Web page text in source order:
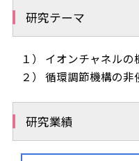
研究テーマ
１） イオンチャネルの
２） 循環調節機構の非
研究業績